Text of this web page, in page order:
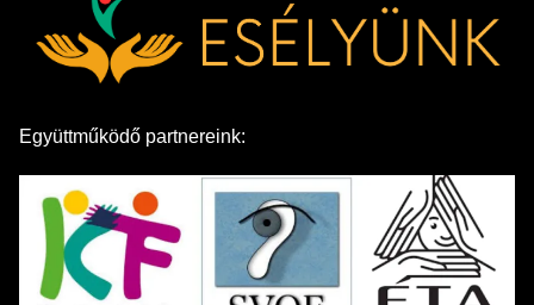
Együttműködő partnereink: